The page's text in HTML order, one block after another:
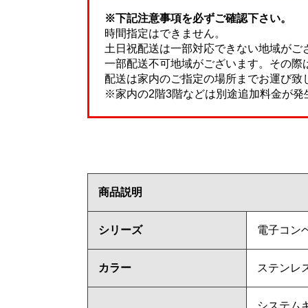
※下記注意事項を必ずご確認下さい。
時間指定はできません。
土日祝配送は一部対応できない地域がご
一部配送不可地域がございます。その際
配送は家内のご指定の場所までお運び致
※家内の2階3階などは別途追加料金が発
商品説明
シリーズ 電子コン
カラー ステンレ